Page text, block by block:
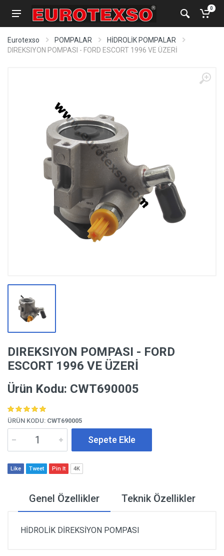
0
Eurotexso POMPALAR
HİDROLİK POMPALAR
DIREKSIYON POMPASI - FORD ESCORT 1996 VE ÜZERİ
DIREKSIYON POMPASI - FORD
ESCORT 1996 VE ÜZERİ
Ürün Kodu: CWT690005
ÜRÜN KODU: CWT690005
Sepete Ekle
Like Tweet Pin It 4K
Genel Özellikler Teknik Özellikler
HİDROLİK DİREKSİYON POMPASI